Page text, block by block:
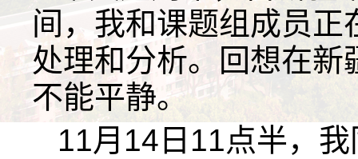
间，我和课题组成员
处理和分析。回想在新
不能平静。
11月14日11点半，